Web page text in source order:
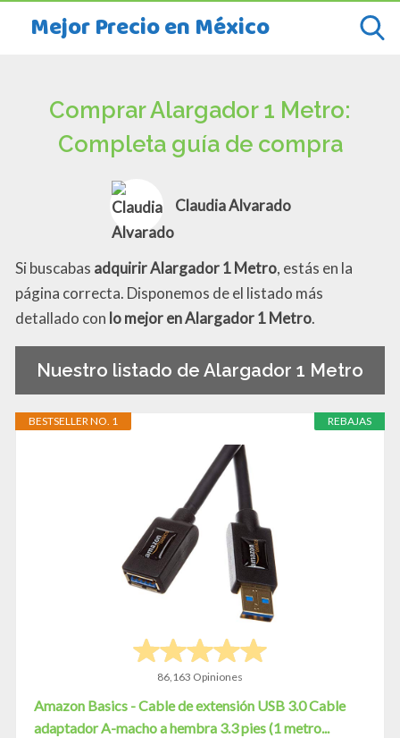
Mejor Precio en México
Comprar Alargador 1 Metro:
Completa guía de compra
Claudia Alvarado
Si buscabas adquirir Alargador 1 Metro, estás en la
página correcta. Disponemos de el listado más
detallado con lo mejor en Alargador 1 Metro.
Nuestro listado de Alargador 1 Metro
REBAJAS
BESTSELLER NO. 1
86,163 Opiniones
Amazon Basics - Cable de extensión USB 3.0 Cable
adaptador A-macho a hembra 3.3 pies (1 metro...